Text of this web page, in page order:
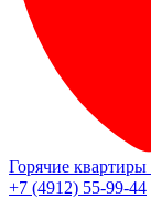
Горячие квартиры
+7 (4912) 55-99-44